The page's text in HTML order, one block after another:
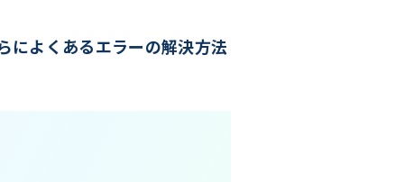
よくあるエラーの解決方法